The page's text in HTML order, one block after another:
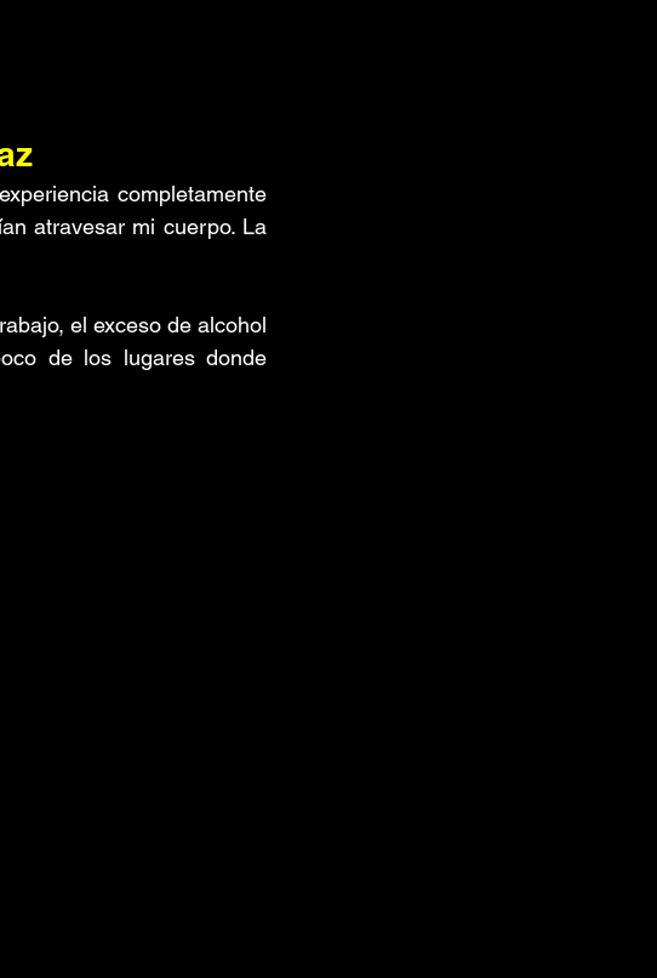
completamente
atravesar mi cuerpo. La
el exceso de alcohol
de los lugares donde